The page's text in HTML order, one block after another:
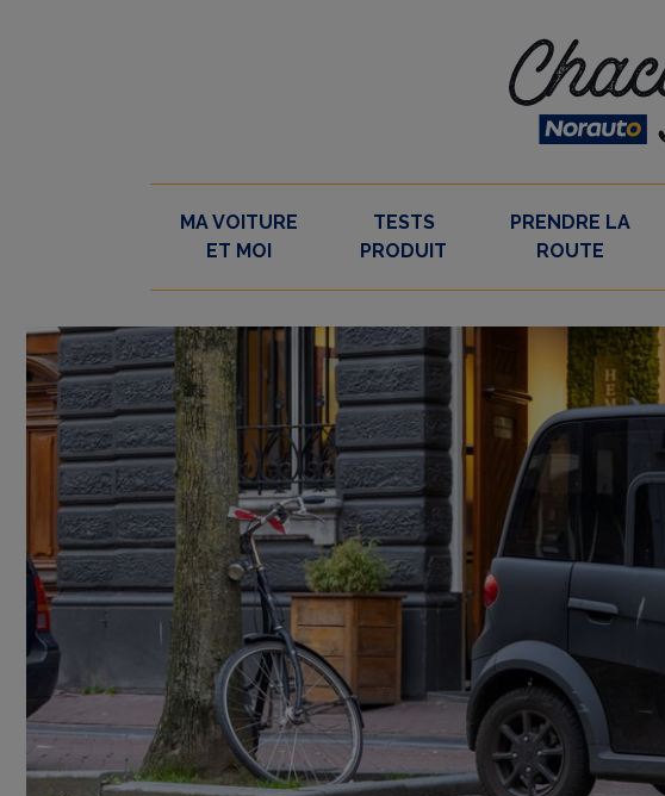
MA VOITURE
ET MOI
TESTS
PRODUIT
PRENDRE LA
ROUTE